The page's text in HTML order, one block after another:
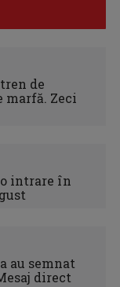
de
marfă. Zeci
intrare în
au semnat
direct